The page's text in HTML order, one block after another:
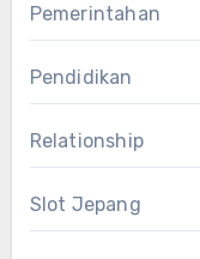
Pemerintahan
Pendidikan
Relationship
Slot Jepang